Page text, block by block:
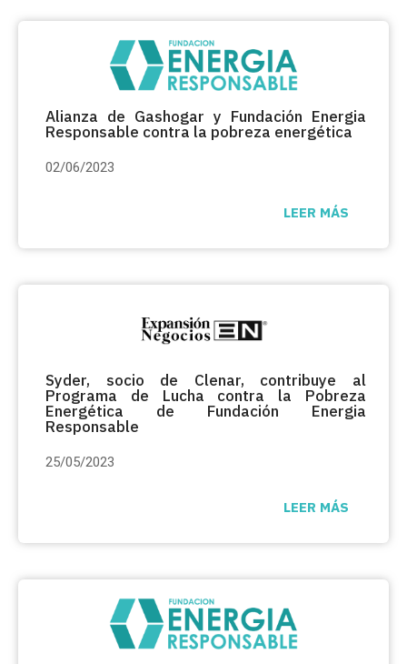
Alianza de Gashogar y Fundación Energia
Responsable contra la pobreza energética
02/06/2023
LEER MÁS
Syder, socio de Clenar, contribuye al
Programa de Lucha contra la Pobreza
Energética de Fundación Energia
Responsable
25/05/2023
LEER MÁS